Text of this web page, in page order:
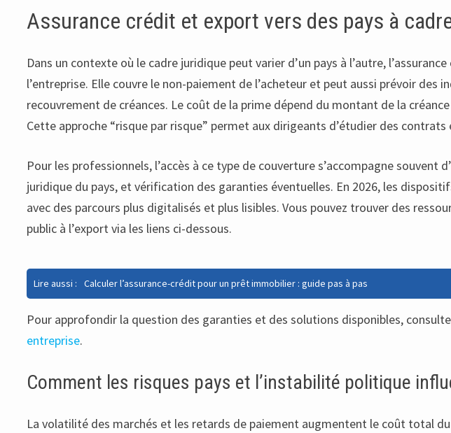
Assurance crédit et export vers des pays à
Dans un contexte où le cadre juridique peut varier d’un pays à l’autre,
l’entreprise. Elle couvre le non-paiement de l’acheteur et peut aussi prévoir
recouvrement de créances. Le coût de la prime dépend du montant de la
Cette approche “risque par risque” permet aux dirigeants d’étudier des
Pour les professionnels, l’accès à ce type de couverture s’accompagne
juridique du pays, et vérification des garanties éventuelles. En 2026, les
avec des parcours plus digitalisés et plus lisibles. Vous pouvez trouver des
public à l’export via les liens ci-dessous.
Lire aussi : Calculer l’assurance-crédit pour un prêt immobilier : guide pas à pas
Pour approfondir la question des garanties et des solutions disponibles,
entreprise.
Comment les risques pays et l’instabilité politique
La volatilité des marchés et les retards de paiement augmentent le coût total